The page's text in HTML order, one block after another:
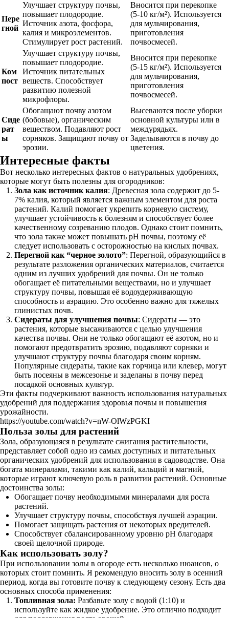
Пере
гной
Улучшает структуру почвы,
повышает плодородие.
Источник азота, фосфора,
калия и микроэлементов.
Стимулирует рост растений.
Вносится при перекопке
(5-10 кг/м²). Используется
для мульчирования,
приготовления
почвосмесей.
Ком
пост
Улучшает структуру почвы,
повышает плодородие.
Источник питательных
веществ. Способствует
развитию полезной
микрофлоры.
Вносится при перекопке
(5-15 кг/м²). Используется
для мульчирования,
приготовления
почвосмесей.
Сиде
рат
ы
Обогащают почву азотом
(бобовые), органическим
веществом. Подавляют рост
сорняков. Защищают почву от
эрозии.
Высеваются после уборки
основной культуры или в
междурядьях.
Заделываются в почву до
цветения.
Интересные факты
Вот несколько интересных фактов о натуральных удобрениях,
которые могут быть полезны для огородников:
Зола как источник калия: Древесная зола содержит до 5-
7% калия, который является важным элементом для роста
растений. Калий помогает укрепить корневую систему,
улучшает устойчивость к болезням и способствует более
качественному созреванию плодов. Однако стоит помнить,
что зола также может повышать pH почвы, поэтому её
следует использовать с осторожностью на кислых почвах.
Перегной как “черное золото”: Перегной, образующийся в
результате разложения органических материалов, считается
одним из лучших удобрений для почвы. Он не только
обогащает её питательными веществами, но и улучшает
структуру почвы, повышая её водоудерживающую
способность и аэрацию. Это особенно важно для тяжелых
глинистых почв.
Сидераты для улучшения почвы: Сидераты — это
растения, которые высаживаются с целью улучшения
качества почвы. Они не только обогащают её азотом, но и
помогают предотвратить эрозию, подавляют сорняки и
улучшают структуру почвы благодаря своим корням.
Популярные сидераты, такие как горчица или клевер, могут
быть посеяны в межсезонье и заделаны в почву перед
посадкой основных культур.
Эти факты подчеркивают важность использования натуральных
удобрений для поддержания здоровья почвы и повышения
урожайности.
https://youtube.com/watch?v=nW-OlWzPGKI
Польза золы для растений
Зола, образующаяся в результате сжигания растительности,
представляет собой одно из самых доступных и питательных
органических удобрений для использования в садоводстве. Она
богата минералами, такими как калий, кальций и магний,
которые играют ключевую роль в развитии растений. Основные
достоинства золы:
Обогащает почву необходимыми минералами для роста
растений.
Улучшает структуру почвы, способствуя лучшей аэрации.
Помогает защищать растения от некоторых вредителей.
Способствует сбалансированному уровню pH благодаря
своей щелочной природе.
Как использовать золу?
При использовании золы в огороде есть несколько нюансов, о
которых стоит помнить. Я рекомендую вносить золу в осенний
период, когда вы готовите почву к следующему сезону. Есть два
основных способа применения:
Топливная зола: Разбавьте золу с водой (1:10) и
используйте как жидкое удобрение. Это отлично подходит